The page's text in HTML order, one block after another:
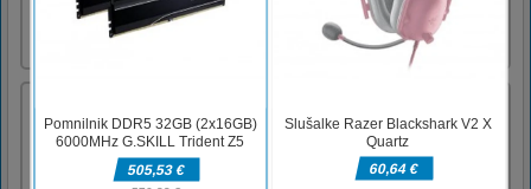
Spletna izdaja Among Us
Dobrodošli v igri Among Us Online Eitio -
igri, ki temelji na Among Us, vendar v tej igri
lahko igrate samo solo in kot prevarant na